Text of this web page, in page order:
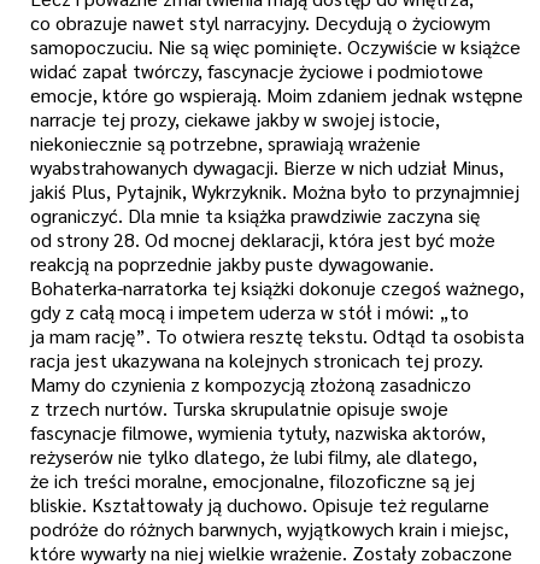
co obrazuje nawet styl narracyjny. Decydują o życiowym
samopoczuciu. Nie są więc pominięte. Oczywiście w książce
widać zapał twórczy, fascynacje życiowe i podmiotowe
emocje, które go wspierają. Moim zdaniem jednak wstępne
narracje tej prozy, ciekawe jakby w swojej istocie,
niekoniecznie są potrzebne, sprawiają wrażenie
wyabstrahowanych dywagacji. Bierze w nich udział Minus,
jakiś Plus, Pytajnik, Wykrzyknik. Można było to przynajmniej
ograniczyć. Dla mnie ta książka prawdziwie zaczyna się
od strony 28. Od mocnej deklaracji, która jest być może
reakcją na poprzednie jakby puste dywagowanie.
Bohaterka-narratorka tej książki dokonuje czegoś ważnego,
gdy z całą mocą i impetem uderza w stół i mówi: „to
ja mam rację”. To otwiera resztę tekstu. Odtąd ta osobista
racja jest ukazywana na kolejnych stronicach tej prozy.
Mamy do czynienia z kompozycją złożoną zasadniczo
z trzech nurtów. Turska skrupulatnie opisuje swoje
fascynacje filmowe, wymienia tytuły, nazwiska aktorów,
reżyserów nie tylko dlatego, że lubi filmy, ale dlatego,
że ich treści moralne, emocjonalne, filozoficzne są jej
bliskie. Kształtowały ją duchowo. Opisuje też regularne
podróże do różnych barwnych, wyjątkowych krain i miejsc,
które wywarły na niej wielkie wrażenie. Zostały zobaczone